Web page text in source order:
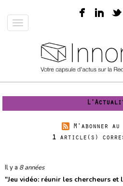
au
contenuToggle
M'abonner au
1 article(s)
Il y a 8 années
"Jeu vidéo: réunir les chercheurs et